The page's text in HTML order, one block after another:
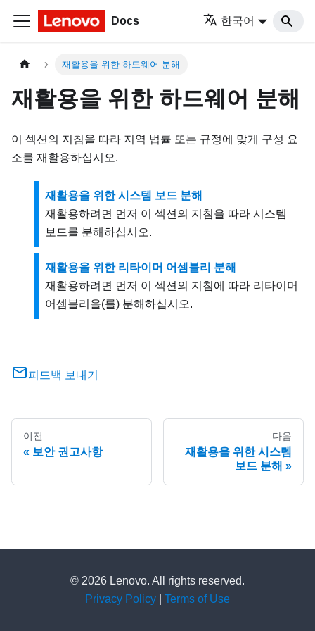
Docs 한국어
재활용을 위한 하드웨어 분해
재활용을 위한 하드웨어 분해
이 섹션의 지침을 따라 지역 법률 또는 규정에 맞게 구성 요
소를 재활용하십시오.
재활용을 위한 시스템 보드 분해
재활용하려면 먼저 이 섹션의 지침을 따라 시스템
보드를 분해하십시오.
재활용을 위한 리타이머 어셈블리 분해
재활용하려면 먼저 이 섹션의 지침에 따라 리타이머
어셈블리 을(를) 분해하십시오.
피드백 보내기
이전
보안 권고사항
다음
재활용을 위한 시스템
보드 분해
© 2026 Lenovo. All rights reserved.
Privacy Policy
Terms of Use